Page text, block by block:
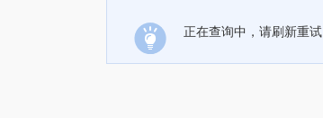
正在查询中，请刷新重试